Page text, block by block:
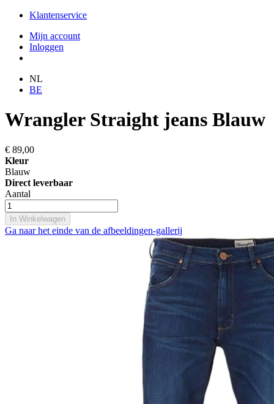
Klantenservice
Mijn account
Inloggen
NL
BE
Wrangler Straight jeans Blauw
€ 89,00
Kleur
Blauw
Direct leverbaar
Aantal
In Winkelwagen
Ga naar het einde van de afbeeldingen-gallerij